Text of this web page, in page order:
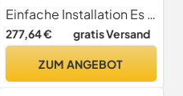
Motorrad Windschutz
Windschutzscheibe Spoiler
Langlebige
Motorrad
Einfache Installation Es ist einfach zu installieren und zu demontieren, und kommt mit Installationszubehör. Alte Geräte können direkt ersetzt werden, bequem und zuverlässig zu bedienen, einfach zu montieren und zu demontieren.
277,64 € gratis Versand
ZUM ANGEBOT